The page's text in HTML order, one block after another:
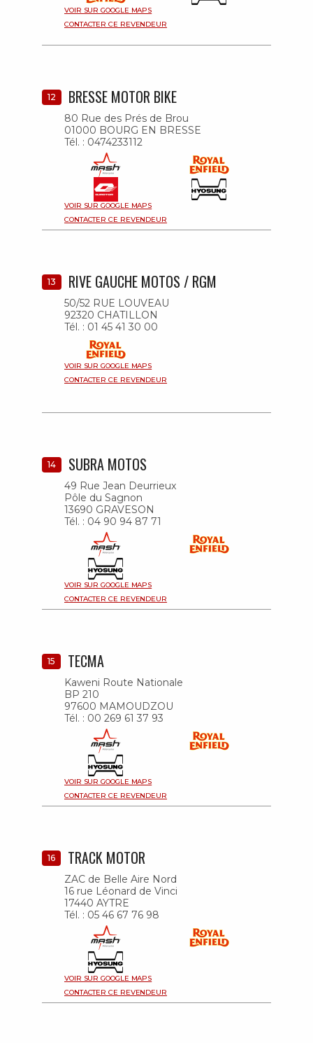
VOIR SUR GOOGLE MAPS
CONTACTER CE REVENDEUR
12 BRESSE MOTOR BIKE
80 Rue des Prés de Brou
01000 BOURG EN BRESSE
Tél. : 0474233112
VOIR SUR GOOGLE MAPS
CONTACTER CE REVENDEUR
13 RIVE GAUCHE MOTOS / RGM
50/52 RUE LOUVEAU
92320 CHATILLON
Tél. : 01 45 41 30 00
VOIR SUR GOOGLE MAPS
CONTACTER CE REVENDEUR
14 SUBRA MOTOS
49 Rue Jean Deurrieux
Pôle du Sagnon
13690 GRAVESON
Tél. : 04 90 94 87 71
VOIR SUR GOOGLE MAPS
CONTACTER CE REVENDEUR
15 TECMA
Kaweni Route Nationale
BP 210
97600 MAMOUDZOU
Tél. : 00 269 61 37 93
VOIR SUR GOOGLE MAPS
CONTACTER CE REVENDEUR
16 TRACK MOTOR
ZAC de Belle Aire Nord
16 rue Léonard de Vinci
17440 AYTRE
Tél. : 05 46 67 76 98
VOIR SUR GOOGLE MAPS
CONTACTER CE REVENDEUR